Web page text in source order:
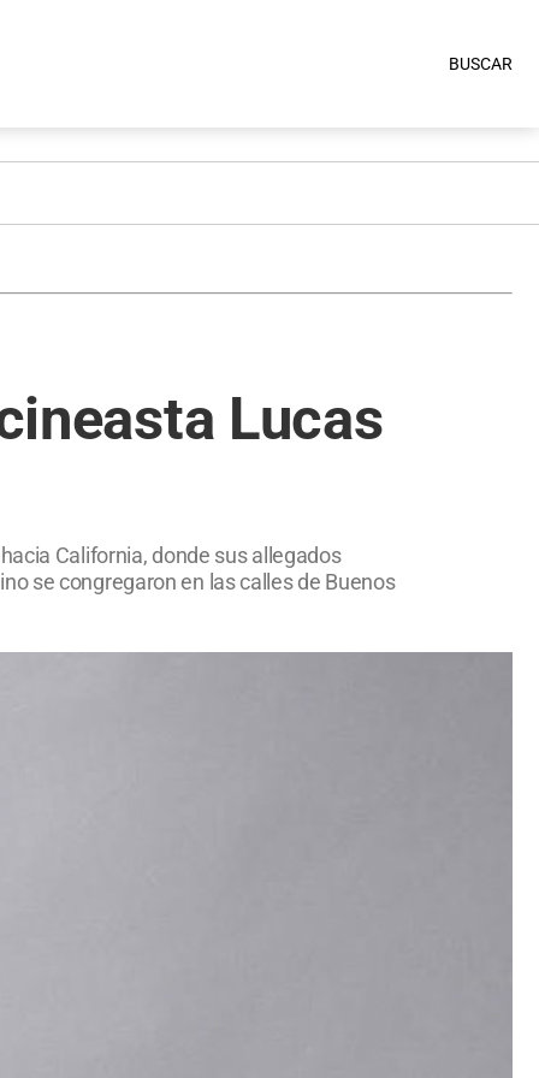
BUSCAR
Lucas
California, donde sus allegados
se congregaron en las calles de Buenos